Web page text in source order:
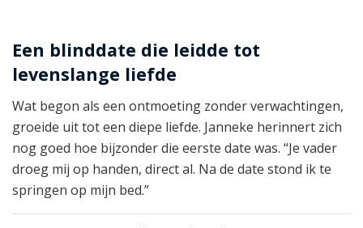
Een blinddate die leidde tot
levenslange liefde
Wat begon als een ontmoeting zonder verwachtingen,
groeide uit tot een diepe liefde. Janneke herinnert zich
nog goed hoe bijzonder die eerste date was. “Je vader
droeg mij op handen, direct al. Na de date stond ik te
springen op mijn bed.”